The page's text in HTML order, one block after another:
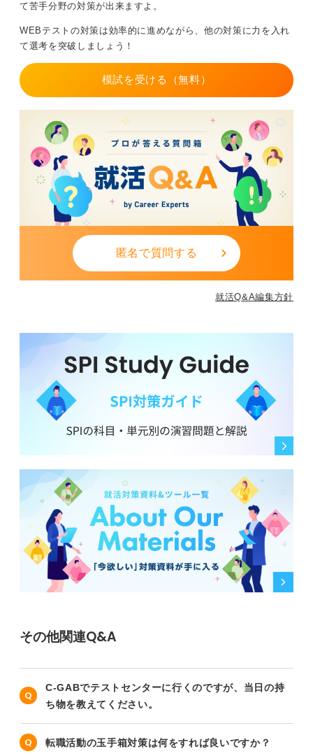
て苦手分野の対策が出来ますよ。
WEBテストの対策は効率的に進めながら、他の対策に力を入れ
て選考を突破しましょう！
模試を受ける（無料）
匿名で質問する
就活Q&A編集方針
その他関連Q&A
C-GABでテストセンターに行くのですが、当日の持
ち物を教えてください。
転職活動の玉手箱対策は何をすれば良いですか？